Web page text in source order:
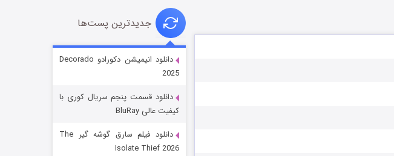
قسمت ۶ (زیرنویس)
جدیدترین پست‌ها
دانلود انیمیشن دکورادو Decorado
2025
دانلود قسمت پنجم سریال کوری با
کیفیت عالی BluRay
دانلود فیلم سارق گوشه گیر The
Isolate Thief 2026